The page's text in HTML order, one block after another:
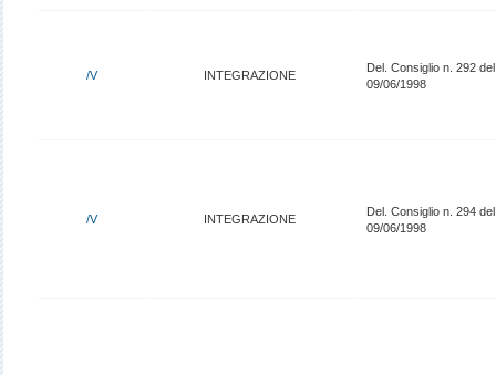
/V INTEGRAZIONE
Del. Consiglio n. 292 del
09/06/1998
/V INTEGRAZIONE
Del. Consiglio n. 294 del
09/06/1998